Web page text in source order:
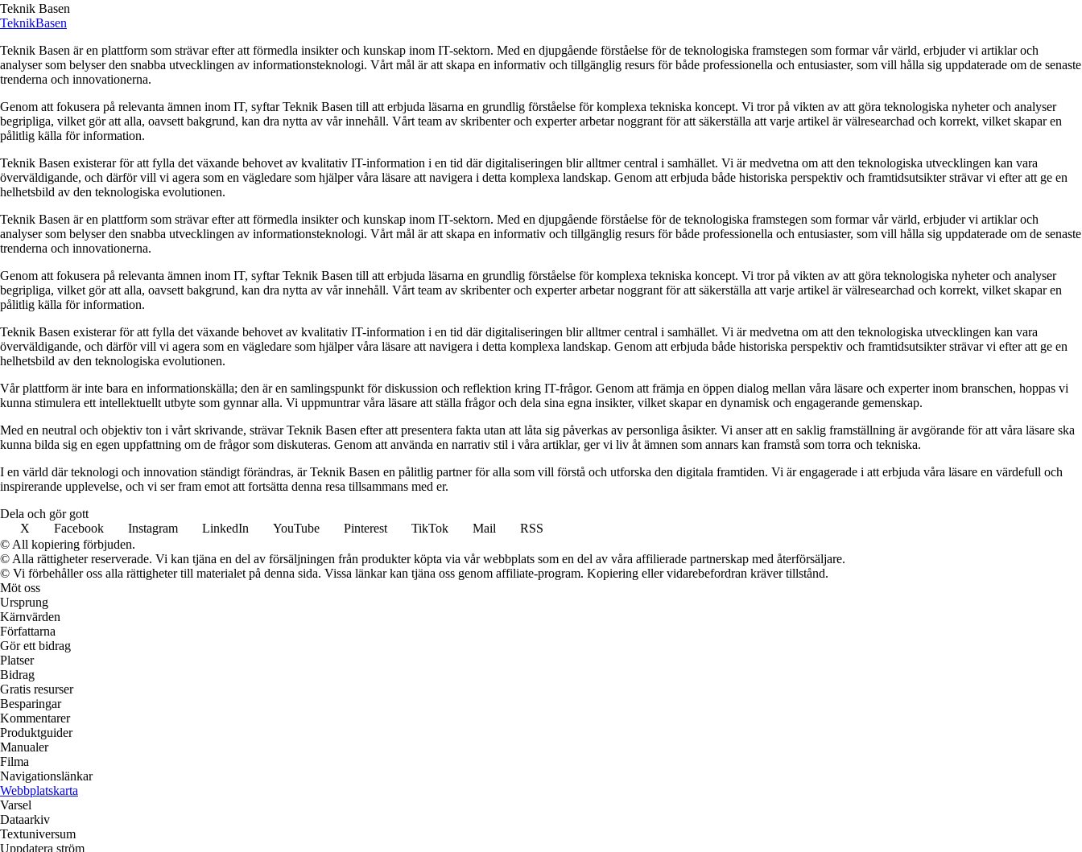
Teknik Basen
TeknikBasen
Teknik Basen är en plattform som strävar efter att förmedla insikter och kunskap inom IT-sektorn. Med en djupgående förståelse för de teknologiska framstegen som formar vår värld, erbjuder vi artiklar och
analyser som belyser den snabba utvecklingen av informationsteknologi. Vårt mål är att skapa en informativ och tillgänglig resurs för både professionella och entusiaster, som vill hålla sig uppdaterade om de senaste
trenderna och innovationerna.
Genom att fokusera på relevanta ämnen inom IT, syftar Teknik Basen till att erbjuda läsarna en grundlig förståelse för komplexa tekniska koncept. Vi tror på vikten av att göra teknologiska nyheter och analyser
begripliga, vilket gör att alla, oavsett bakgrund, kan dra nytta av vår innehåll. Vårt team av skribenter och experter arbetar noggrant för att säkerställa att varje artikel är välresearchad och korrekt, vilket skapar en
pålitlig källa för information.
Teknik Basen existerar för att fylla det växande behovet av kvalitativ IT-information i en tid där digitaliseringen blir alltmer central i samhället. Vi är medvetna om att den teknologiska utvecklingen kan vara
överväldigande, och därför vill vi agera som en vägledare som hjälper våra läsare att navigera i detta komplexa landskap. Genom att erbjuda både historiska perspektiv och framtidsutsikter strävar vi efter att ge en
helhetsbild av den teknologiska evolutionen.
Teknik Basen är en plattform som strävar efter att förmedla insikter och kunskap inom IT-sektorn. Med en djupgående förståelse för de teknologiska framstegen som formar vår värld, erbjuder vi artiklar och
analyser som belyser den snabba utvecklingen av informationsteknologi. Vårt mål är att skapa en informativ och tillgänglig resurs för både professionella och entusiaster, som vill hålla sig uppdaterade om de senaste
trenderna och innovationerna.
Genom att fokusera på relevanta ämnen inom IT, syftar Teknik Basen till att erbjuda läsarna en grundlig förståelse för komplexa tekniska koncept. Vi tror på vikten av att göra teknologiska nyheter och analyser
begripliga, vilket gör att alla, oavsett bakgrund, kan dra nytta av vår innehåll. Vårt team av skribenter och experter arbetar noggrant för att säkerställa att varje artikel är välresearchad och korrekt, vilket skapar en
pålitlig källa för information.
Teknik Basen existerar för att fylla det växande behovet av kvalitativ IT-information i en tid där digitaliseringen blir alltmer central i samhället. Vi är medvetna om att den teknologiska utvecklingen kan vara
överväldigande, och därför vill vi agera som en vägledare som hjälper våra läsare att navigera i detta komplexa landskap. Genom att erbjuda både historiska perspektiv och framtidsutsikter strävar vi efter att ge en
helhetsbild av den teknologiska evolutionen.
Vår plattform är inte bara en informationskälla; den är en samlingspunkt för diskussion och reflektion kring IT-frågor. Genom att främja en öppen dialog mellan våra läsare och experter inom branschen, hoppas vi
kunna stimulera ett intellektuellt utbyte som gynnar alla. Vi uppmuntrar våra läsare att ställa frågor och dela sina egna insikter, vilket skapar en dynamisk och engagerande gemenskap.
Med en neutral och objektiv ton i vårt skrivande, strävar Teknik Basen efter att presentera fakta utan att låta sig påverkas av personliga åsikter. Vi anser att en saklig framställning är avgörande för att våra läsare ska
kunna bilda sig en egen uppfattning om de frågor som diskuteras. Genom att använda en narrativ stil i våra artiklar, ger vi liv åt ämnen som annars kan framstå som torra och tekniska.
I en värld där teknologi och innovation ständigt förändras, är Teknik Basen en pålitlig partner för alla som vill förstå och utforska den digitala framtiden. Vi är engagerade i att erbjuda våra läsare en värdefull och
inspirerande upplevelse, och vi ser fram emot att fortsätta denna resa tillsammans med er.
Dela och gör gott
X
Facebook Instagram LinkedIn YouTube Pinterest TikTok Mail
RSS
© All kopiering förbjuden.
© Alla rättigheter reserverade. Vi kan tjäna en del av försäljningen från produkter köpta via vår webbplats som en del av våra affilierade partnerskap med återförsäljare.
© Vi förbehåller oss alla rättigheter till materialet på denna sida. Vissa länkar kan tjäna oss genom affiliate-program. Kopiering eller vidarebefordran kräver tillstånd.
Möt oss
Ursprung
Kärnvärden
Författarna
Gör ett bidrag
Platser
Bidrag
Gratis resurser
Besparingar
Kommentarer
Produktguider
Manualer
Filma
Navigationslänkar
Webbplatskarta
Varsel
Dataarkiv
Textuniversum
Uppdatera ström